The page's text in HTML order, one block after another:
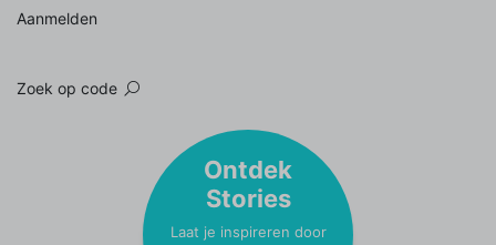
Aanmelden
Zoek op code
Ontdek
Stories
Laat je inspireren door